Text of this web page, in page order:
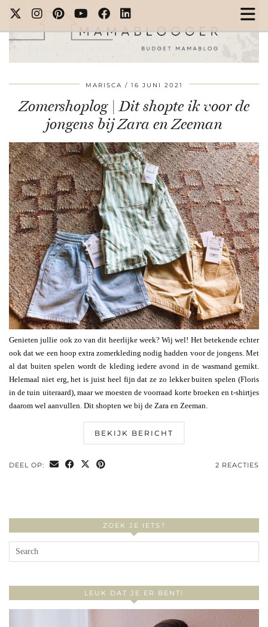
MARISCA 16 JUNI 2021
Zomershoplog | Dit shopte ik voor de
jongens bij Zara en Zeeman
Genieten jullie ook zo van dit heerlijke week? Wij wel! Het betekende echter
ook dat we een hoop extra zomerkleding nodig hadden voor de jongens. Met
al dat buiten spelen wordt de kleding iedere avond in de wasmand gemikt.
Helemaal niet erg, het is juist heel fijn dat ze zo lekker buiten spelen (Floris
in de tuin uiteraard), maar we moesten de voorraad korte broeken en t-shirtjes
daarom wel aanvullen. Dit shopten we bij de Zara en Zeeman.
BEKIJK BERICHT
DEEL OP: 2 REACTIES
ZOEK JE IETS?
LEUK DAT JE ER BENT!